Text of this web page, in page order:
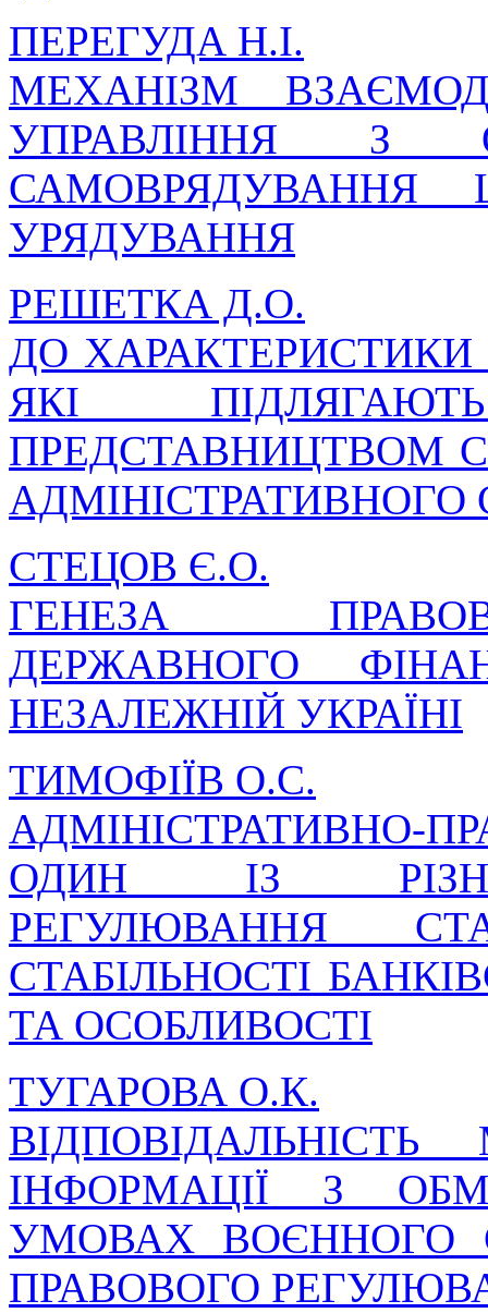
ПЕРЕГУДА Н.І.
МЕХАНІЗМ
УПРАВЛІННЯ З
САМОВРЯДУВАННЯ
УРЯДУВАННЯ
РЕШЕТКА Д.О.
ДО ХАРАКТЕРИСТИКИ
ЯКІ
ПРЕДСТАВНИЦТВОМ
СТЕЦОВ Є.О.
ГЕНЕЗА
ДЕРЖАВНОГО
НЕЗАЛЕЖНІЙ УКРАЇНІ
ТИМОФІЇВ О.С.
ОДИН ІЗ
РЕГУЛЮВАННЯ
СТАБІЛЬНОСТІ
ТА ОСОБЛИВОСТІ
ТУГАРОВА О.К.
ІНФОРМАЦІЇ З
УМОВАХ ВОЄННОГО
ПРАВОВОГО